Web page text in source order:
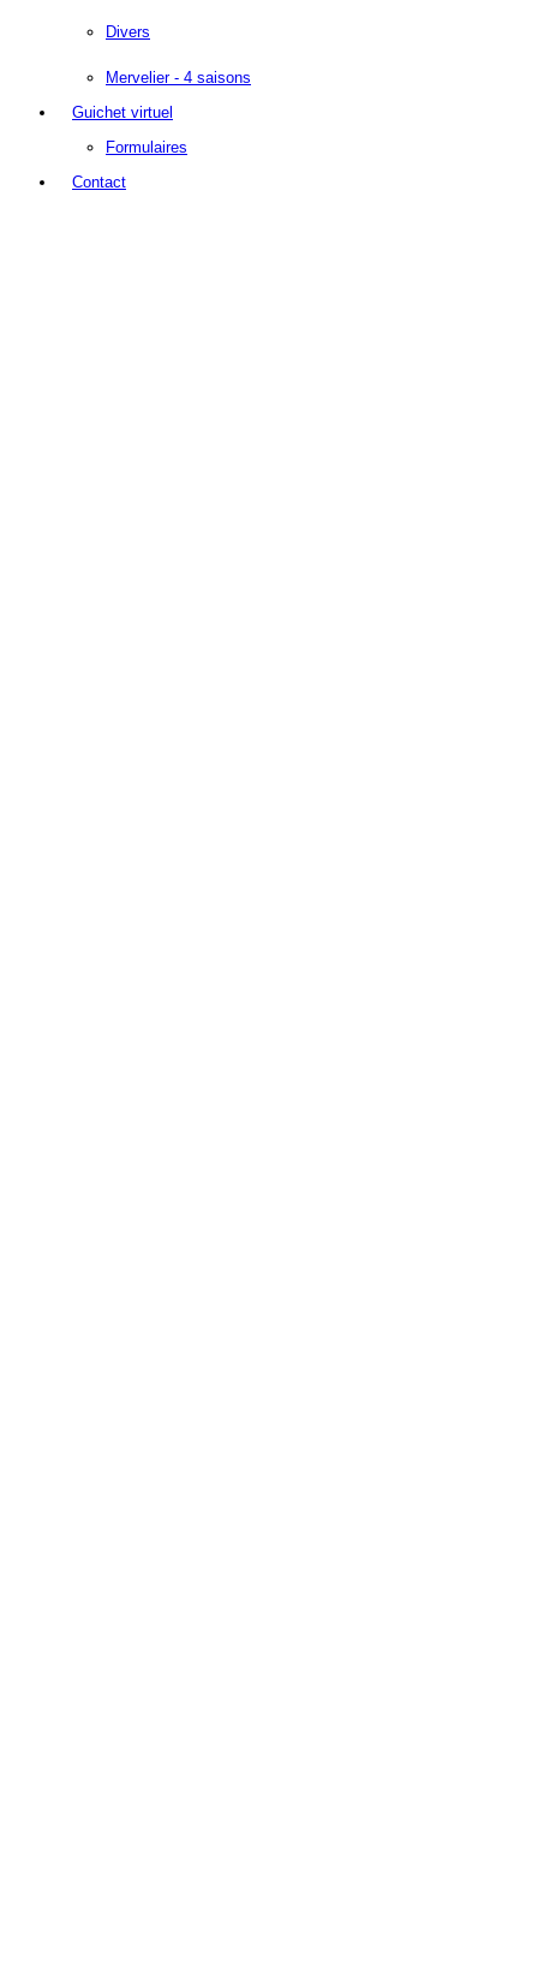
Divers
Mervelier - 4 saisons
Guichet virtuel
Formulaires
Contact